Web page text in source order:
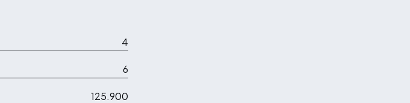
4
6
125.900